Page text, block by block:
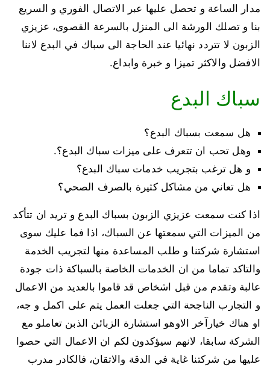
مدار الساعة و تحصل عليها عبر الاتصال الفوري و السريع
بنا و تصلك الورشة الى المنزل بالسرعة القصوى، عزيزي
الزبون لا تتردد نهائيا عند الحاجة الى سباك في البدع لاننا
الافضل والاكثر تميزا و خبرة وابداع.
سباك البدع
هل سمعت بسباك البدع؟
وهل تحب ان تتعرف على ميزات سباك البدع؟.
و هل ترغب بتجريب خدمات سباك البدع؟
هل تعاني من مشاكل كثيرة بالصرف الصحي؟
اذا كنت سمعت عزيزي الزبون بسباك البدع و تريد ان تتأكد
من الميزات التي سمعتها عن السباك، اذا فما عليك سوى
استشارة شركتنا و طلب المساعدة منها لتجريب الخدمة
والتاكد تماما من ان الخدمات الخاصة بالسباكة ذات جودة
عالبة وتقدم من قبل اشخاص قد قاموا بالعديد من الاعمال
و التجارب الناجحة التي جعلت العمل يتم على اكمل و جه،
او هناك خيارآخر الاوهو استشارة الزبائن الذبن تعاملو مع
الشركة سابقا، لانهم سيؤكدون لكم ان الاعمال التي حصوا
عليها من شركتنا غاية في الدقة والاتقان، فالكادر مدرب